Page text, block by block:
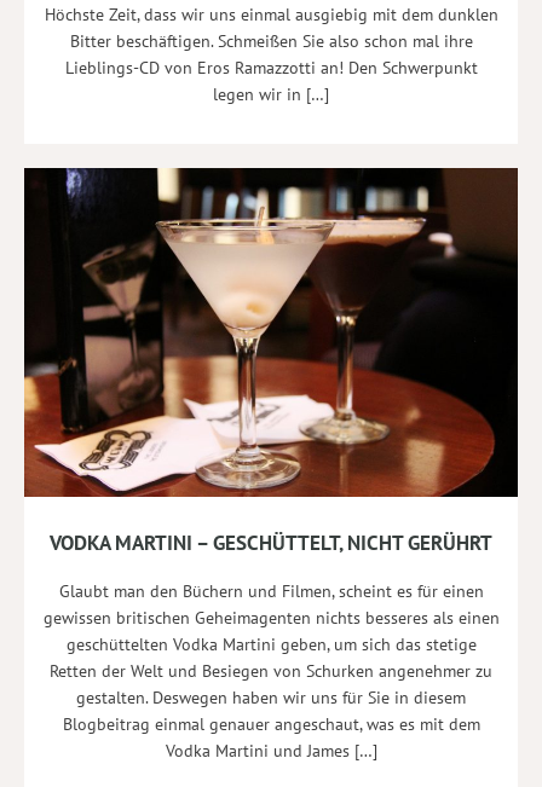
Höchste Zeit, dass wir uns einmal ausgiebig mit dem dunklen
Bitter beschäftigen. Schmeißen Sie also schon mal ihre
Lieblings-CD von Eros Ramazzotti an! Den Schwerpunkt
legen wir in […]
VODKA MARTINI – GESCHÜTTELT, NICHT GERÜHRT
Glaubt man den Büchern und Filmen, scheint es für einen
gewissen britischen Geheimagenten nichts besseres als einen
geschüttelten Vodka Martini geben, um sich das stetige
Retten der Welt und Besiegen von Schurken angenehmer zu
gestalten. Deswegen haben wir uns für Sie in diesem
Blogbeitrag einmal genauer angeschaut, was es mit dem
Vodka Martini und James […]